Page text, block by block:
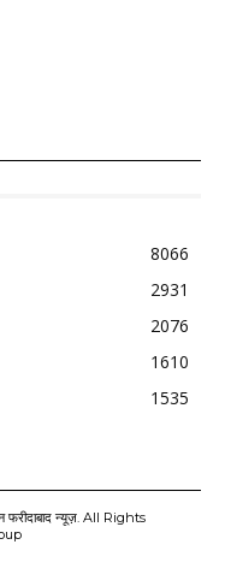
8066
2931
2076
1610
1535
न्यूज़. All Rights